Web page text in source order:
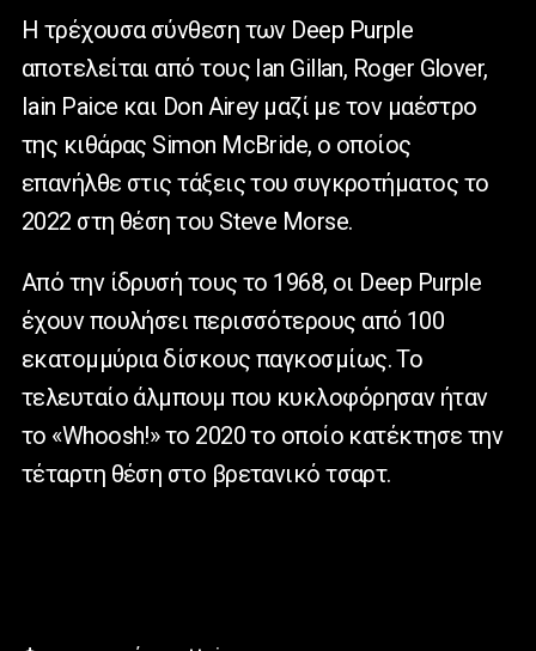
Η τρέχουσα σύνθεση των Deep Purple
αποτελείται από τους Ian Gillan, Roger Glover,
Iain Paice και Don Airey μαζί με τον μαέστρο
της κιθάρας Simon McBride, ο οποίος
επανήλθε στις τάξεις του συγκροτήματος το
2022 στη θέση του Steve Morse.
Από την ίδρυσή τους το 1968, οι Deep Purple
έχουν πουλήσει περισσότερους από 100
εκατομμύρια δίσκους παγκοσμίως. Το
τελευταίο άλμπουμ που κυκλοφόρησαν ήταν
το «Whoosh!» το 2020 το οποίο κατέκτησε την
τέταρτη θέση στο βρετανικό τσαρτ.